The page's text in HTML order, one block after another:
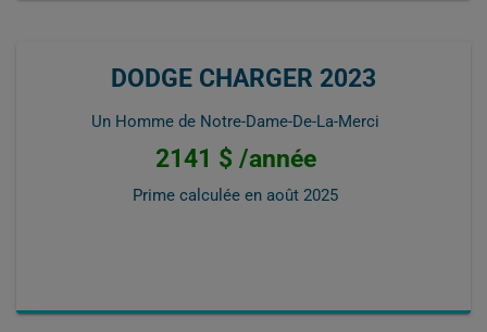
DODGE CHARGER 2023
Un Homme de Notre-Dame-De-La-Merci
2141 $ /année
Prime calculée en août 2025